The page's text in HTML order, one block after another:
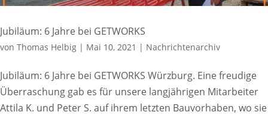
Jubiläum: 6 Jahre bei GETWORKS
von Thomas Helbig | Mai 10, 2021 | Nachrichtenarchiv
Jubiläum: 6 Jahre bei GETWORKS Würzburg. Eine freudige
Überraschung gab es für unsere langjährigen Mitarbeiter
Attila K. und Peter S. auf ihrem letzten Bauvorhaben, wo sie